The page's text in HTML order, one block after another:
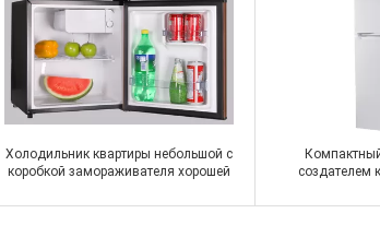
Контакт
Холодильник квартиры небольшой с
коробкой замораживателя хорошей
представлением
создателем